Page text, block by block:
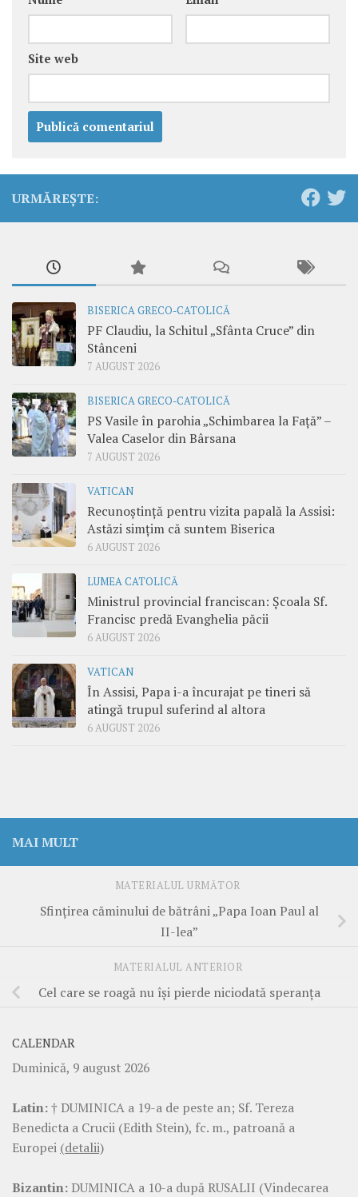
Site web
URMĂREȘTE:
BISERICA GRECO-CATOLICĂ
PF Claudiu, la Schitul „Sfânta Cruce” din
Stânceni
7 AUGUST 2026
BISERICA GRECO-CATOLICĂ
PS Vasile în parohia „Schimbarea la Față” –
Valea Caselor din Bârsana
7 AUGUST 2026
VATICAN
Recunoștință pentru vizita papală la Assisi:
Astăzi simțim că suntem Biserica
6 AUGUST 2026
LUMEA CATOLICĂ
Ministrul provincial franciscan: Școala Sf.
Francisc predă Evanghelia păcii
6 AUGUST 2026
VATICAN
În Assisi, Papa i-a încurajat pe tineri să
atingă trupul suferind al altora
6 AUGUST 2026
MAI MULT
MATERIALUL URMĂTOR
Sfinţirea căminului de bătrâni „Papa Ioan Paul al
II-lea”
MATERIALUL ANTERIOR
Cel care se roagă nu îşi pierde niciodată speranţa
CALENDAR
Duminică, 9 august 2026
Latin:† DUMINICA a 19-a de peste an; Sf. Tereza
Benedicta a Crucii (Edith Stein), fc. m., patroană a
Europei (detalii)
Bizantin: DUMINICA a 10-a după RUSALII (Vindecarea